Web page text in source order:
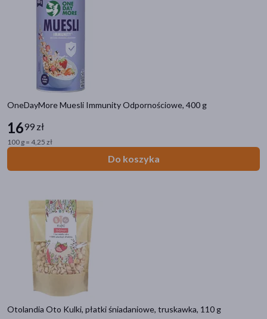
OneDayMore Muesli Immunity Odpornościowe, 400 g
1699 zł
100 g = 4,25 zł
Do koszyka
Otolandia Oto Kulki, płatki śniadaniowe, truskawka, 110 g
Kategorie produktów
Do poprzedniej kategorii
Zdrowa żywność
Miody
Oleje
Soki i syropy
Superfoods
Cukierki
Zdrowe przekąski
Cukry i słodziki
Granole, musli, owsianki